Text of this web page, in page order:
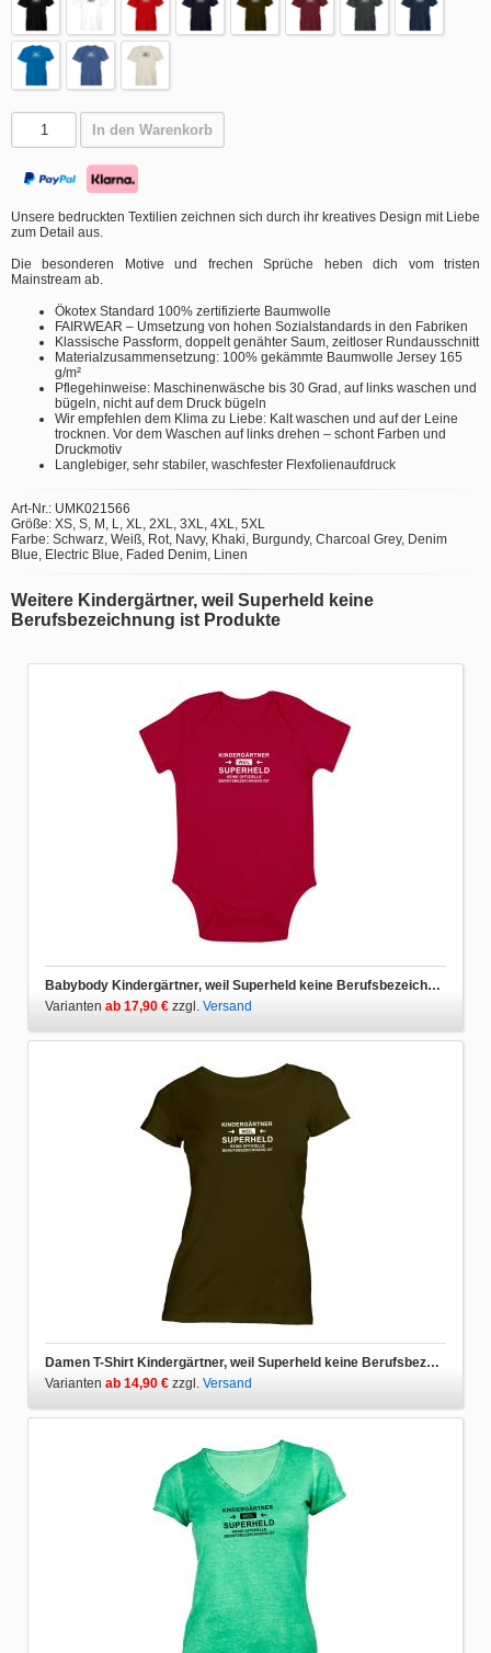
In den Warenkorb
Unsere bedruckten Textilien zeichnen sich durch ihr kreatives Design mit Liebe
zum Detail aus.
Die besonderen Motive und frechen Sprüche heben dich vom tristen
Mainstream ab.
Ökotex Standard 100% zertifizierte Baumwolle
FAIRWEAR – Umsetzung von hohen Sozialstandards in den Fabriken
Klassische Passform, doppelt genähter Saum, zeitloser Rundausschnitt
Materialzusammensetzung: 100% gekämmte Baumwolle Jersey 165
g/m²
Pflegehinweise: Maschinenwäsche bis 30 Grad, auf links waschen und
bügeln, nicht auf dem Druck bügeln
Wir empfehlen dem Klima zu Liebe: Kalt waschen und auf der Leine
trocknen. Vor dem Waschen auf links drehen – schont Farben und
Druckmotiv
Langlebiger, sehr stabiler, waschfester Flexfolienaufdruck
Art-Nr.: UMK021566
Größe: XS, S, M, L, XL, 2XL, 3XL, 4XL, 5XL
Farbe: Schwarz, Weiß, Rot, Navy, Khaki, Burgundy, Charcoal Grey, Denim
Blue, Electric Blue, Faded Denim, Linen
Weitere Kindergärtner, weil Superheld keine
Berufsbezeichnung ist Produkte
Babybody Kindergärtner, weil Superheld keine Berufsbezeichnung ist
Varianten ab 17,90 € zzgl. Versand
Damen T-Shirt Kindergärtner, weil Superheld keine Berufsbezeichnung ist
Varianten ab 14,90 € zzgl. Versand